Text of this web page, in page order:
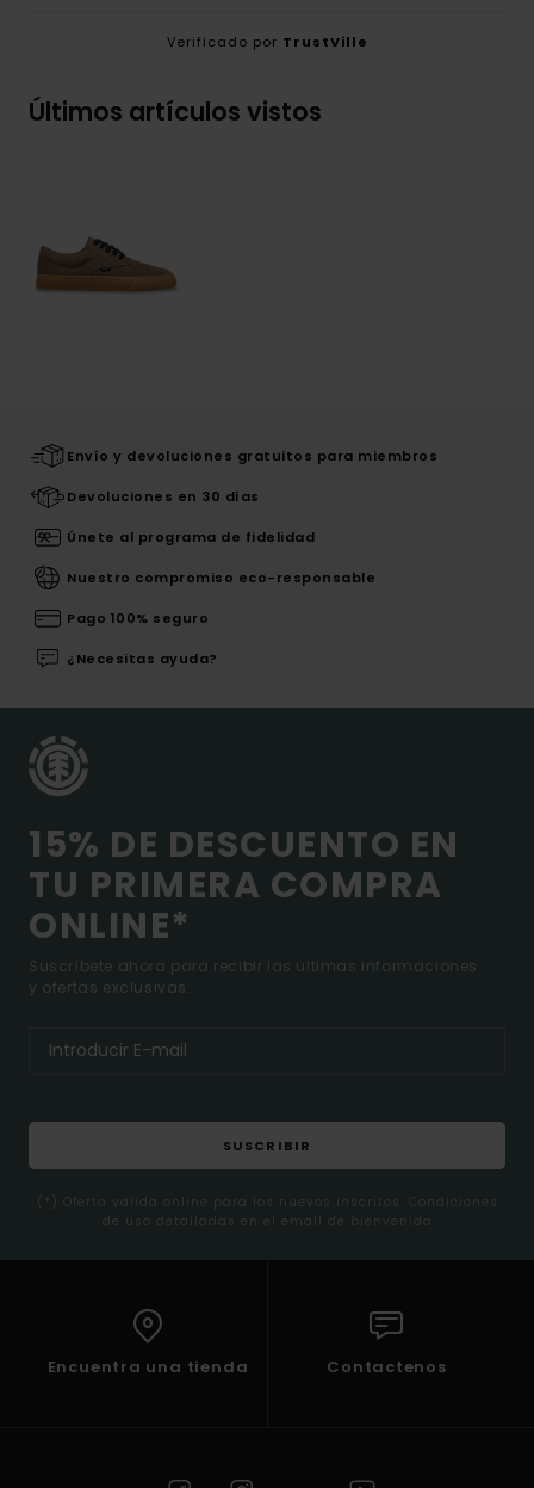
Verificado por TrustVille
Últimos artículos vistos
Envío y devoluciones gratuitos para miembros
Devoluciones en 30 días
Únete al programa de fidelidad
Nuestro compromiso eco-responsable
Pago 100% seguro
¿Necesitas ayuda?
15% DE DESCUENTO EN
TU PRIMERA COMPRA
ONLINE*
Suscríbete ahora para recibir las ultimas informaciones
y ofertas exclusivas.
SUSCRIBIR
(*) Oferta valida online para los nuevos inscritos. Condiciones
de uso detalladas en el email de bienvenida
Encuentra una tienda Contactenos